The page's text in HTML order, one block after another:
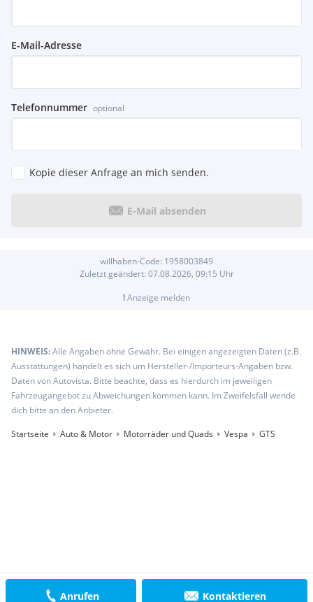
Anrufen Kontaktieren
E-Mail-Adresse
Telefonnummer optional
Kopie dieser Anfrage an mich senden.
E-Mail absenden
willhaben-Code: 1958003849
Zuletzt geändert: 07.08.2026, 09:15 Uhr
!Anzeige melden
HINWEIS:Alle Angaben ohne Gewähr. Bei einigen angezeigten Daten (z.B.
Ausstattungen) handelt es sich um Hersteller-/Importeurs-Angaben bzw.
Daten von Autovista. Bitte beachte, dass es hierdurch im jeweiligen
Fahrzeugangebot zu Abweichungen kommen kann. Im Zweifelsfall wende
dich bitte an den Anbieter.
Startseite
Auto & Motor Motorräder und Quads Vespa GTS